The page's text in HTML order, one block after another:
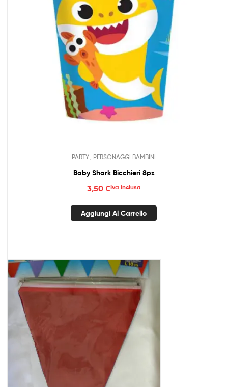
PARTY PERSONAGGI BAMBINI
Baby Shark Bicchieri 8pz
3,50 €Iva inclusa
Aggiungi Al Carrello